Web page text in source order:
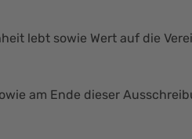
lebt sowie Wert auf die
am Ende dieser